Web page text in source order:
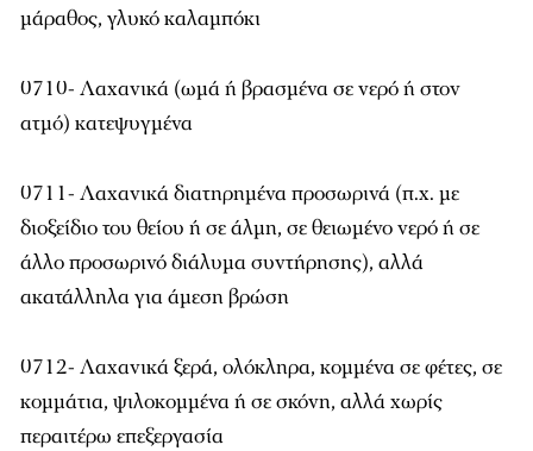
μάραθος, γλυκό καλαμπόκι
0710- Λαχανικά (ωμά ή βρασμένα σε νερό ή στον
ατμό) κατεψυγμένα
0711- Λαχανικά διατηρημένα προσωρινά (π.χ. με
διοξείδιο του θείου ή σε άλμη, σε θειωμένο νερό ή σε
άλλο προσωρινό διάλυμα συντήρησης), αλλά
ακατάλληλα για άμεση βρώση
0712- Λαχανικά ξερά, ολόκληρα, κομμένα σε φέτες, σε
κομμάτια, ψιλοκομμένα ή σε σκόνη, αλλά χωρίς
περαιτέρω επεξεργασία